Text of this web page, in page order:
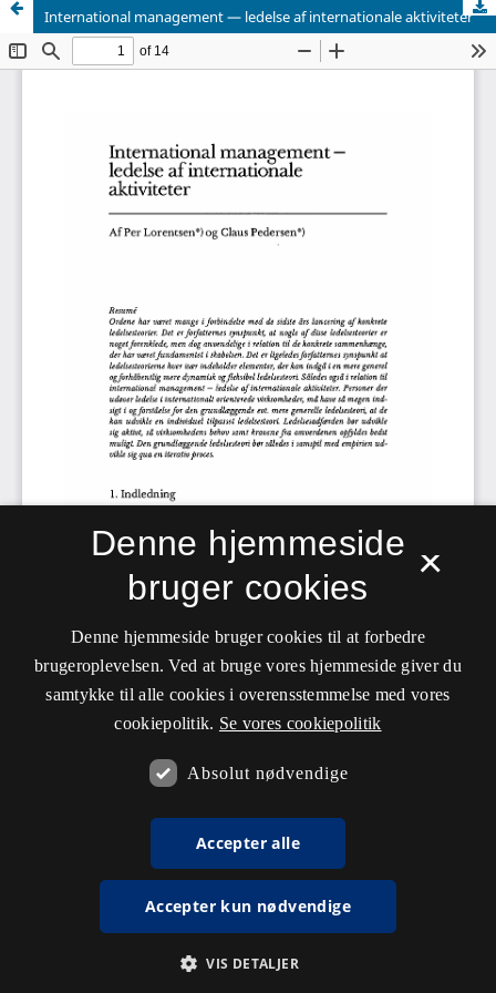
International management — ledelse af internationale aktiviteter
×
Denne hjemmeside
bruger cookies
Denne hjemmeside bruger cookies til at forbedre
brugeroplevelsen. Ved at bruge vores hjemmeside giver du
samtykke til alle cookies i overensstemmelse med vores
cookiepolitik. Se vores cookiepolitik
Absolut nødvendige
Accepter alle
Accepter kun nødvendige
VIS DETALJER